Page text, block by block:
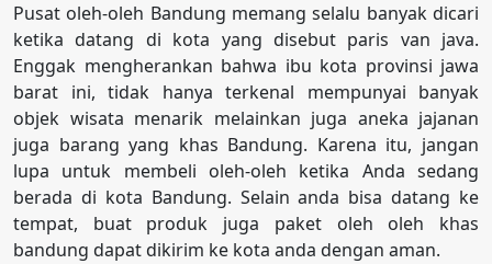
Pusat oleh-oleh Bandung memang selalu banyak dicari
ketika datang di kota yang disebut paris van java.
Enggak mengherankan bahwa ibu kota provinsi jawa
barat ini, tidak hanya terkenal mempunyai banyak
objek wisata menarik melainkan juga aneka jajanan
juga barang yang khas Bandung. Karena itu, jangan
lupa untuk membeli oleh-oleh ketika Anda sedang
berada di kota Bandung. Selain anda bisa datang ke
tempat, buat produk juga paket oleh oleh khas
bandung dapat dikirim ke kota anda dengan aman.